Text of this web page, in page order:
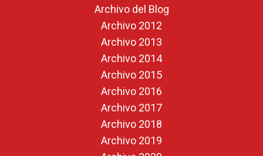
Archivo del Blog
Archivo 2012
Archivo 2013
Archivo 2014
Archivo 2015
Archivo 2016
Archivo 2017
Archivo 2018
Archivo 2019